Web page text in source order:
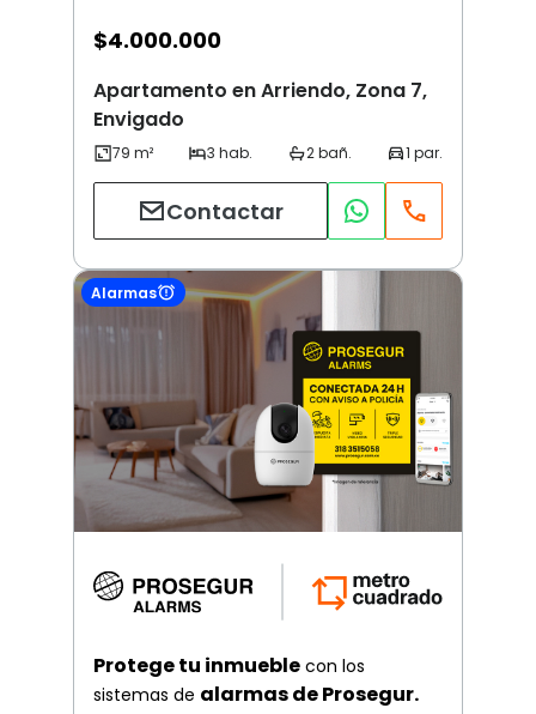
$4.000.000
Apartamento en Arriendo, Zona 7,
Envigado
Contactar
Alarmas
Protege tu inmueble con los
sistemas de alarmas de Prosegur.